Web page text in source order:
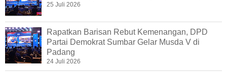
25 Juli 2026
Rapatkan Barisan Rebut Kemenangan, DPD
Partai Demokrat Sumbar Gelar Musda V di
Padang
24 Juli 2026